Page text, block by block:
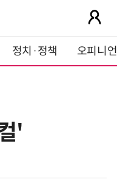
정치·정책 오피니언
'